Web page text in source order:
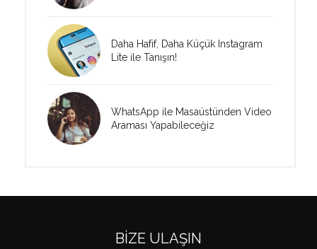
Daha Hafif, Daha Küçük Instagram
Lite ile Tanışın!
WhatsApp ile Masaüstünden Video
Araması Yapabileceğiz
BIZE ULAŞIN